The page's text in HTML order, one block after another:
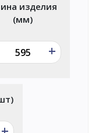
изделия
(мм)
+